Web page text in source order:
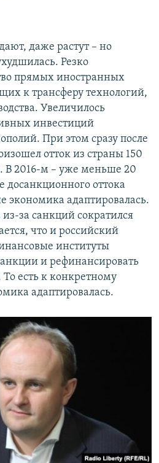
даже растут – но
Резко
прямых иностранных
к трансферу технологий,
Увеличилось
инвестиций
При этом сразу после
отток из страны 150
В 2016-м – уже меньше 20
оттока
экономика адаптировалась.
за санкций сократился
что и российский
институты
и рефинансировать
есть к конкретному
адаптировалась.